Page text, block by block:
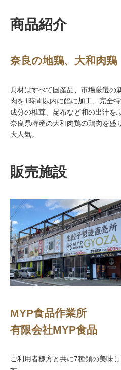
商品紹介
奈良の地鶏、大和肉鶏
具材はすべて国産品、市場厳選の
肉を1時間以内に餡に加工、完全
成分の椎茸、昆布など和の出汁を
奈良県特産の大和肉鶏の鶏肉を盛
大人気。
販売施設
MYP食品作業所
有限会社MYP食品
ご利用者様方と共に7種類の美味